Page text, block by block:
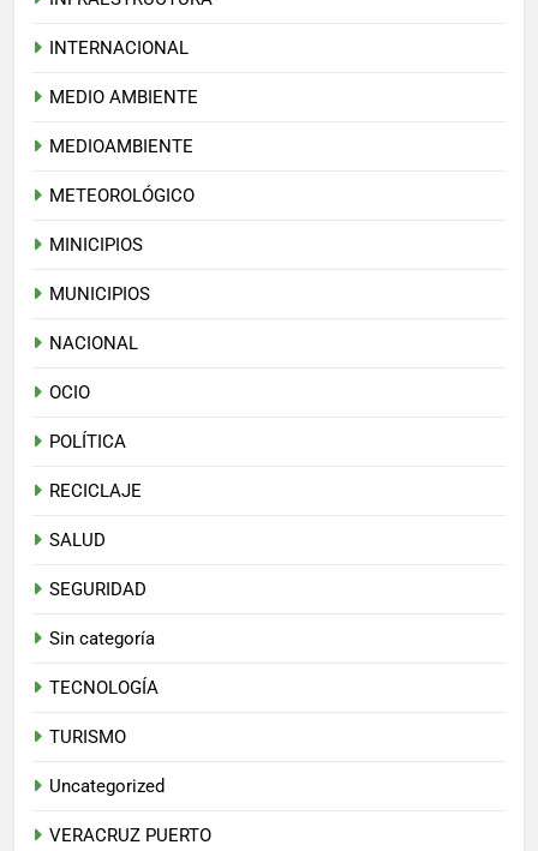
INTERNACIONAL
MEDIO AMBIENTE
MEDIOAMBIENTE
METEOROLÓGICO
MINICIPIOS
MUNICIPIOS
NACIONAL
OCIO
POLÍTICA
RECICLAJE
SALUD
SEGURIDAD
Sin categoría
TECNOLOGÍA
TURISMO
Uncategorized
VERACRUZ PUERTO